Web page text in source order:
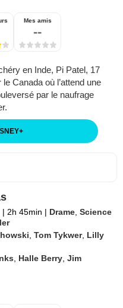
Mes amis
--
en Inde, Pi Patel, 17
Canada où l’attend une
par le naufrage
+
| 2h 45min | Drame,Science
,Tom Tykwer, Lilly
, Halle Berry,Jim